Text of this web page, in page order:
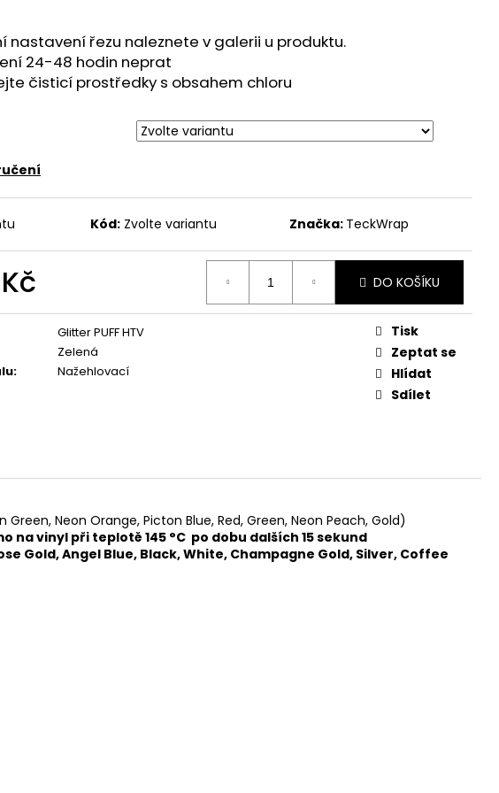
nastavení řezu naleznete v galerii u produktu.
24-48 hodin neprat
čisticí prostředky s obsahem chloru
Kód: Zvolte variantu Značka: TeckWrap
Kč DO KOŠÍKU
Glitter PUFF HTV
Zelená
: Nažehlovací
Tisk
Zeptat se
Hlídat
Sdílet
Neon Orange, Picton Blue, Red, Green, Neon Peach, Gold)
vinyl při teplotě 145 °C po dobu dalších 15 sekund
Gold, Angel Blue, Black, White, Champagne Gold, Silver, Coffee